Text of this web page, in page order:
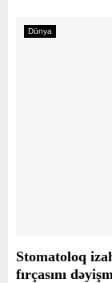
Dünya
Stomatoloq
fırçasını